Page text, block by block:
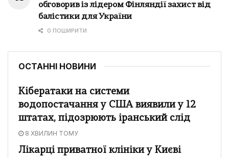
обговорив із лідером Фінляндії захист від
балістики для України
0 ПОШИРИТИ
ОСТАННІ НОВИНИ
Кібератаки на системи
водопостачання у США виявили у 12
штатах, підозрюють іранський слід
8 ХВИЛИН ТОМУ
Лікарці приватної клініки у Києві